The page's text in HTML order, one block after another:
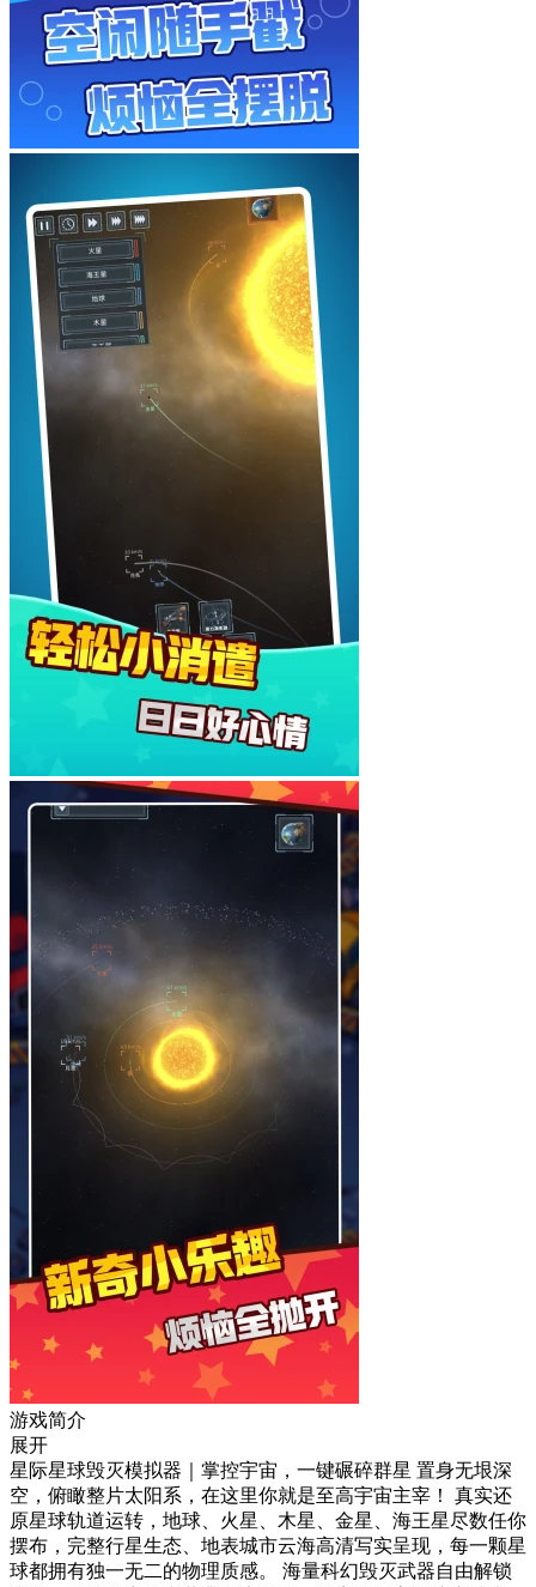
游戏简介
展开
星际星球毁灭模拟器｜掌控宇宙，一键碾碎群星 置身无垠深
空，俯瞰整片太阳系，在这里你就是至高宇宙主宰！ 真实还
原星球轨道运转，地球、火星、木星、金星、海王星尽数任你
摆布，完整行星生态、地表城市云海高清写实呈现，每一颗星
球都拥有独一无二的物理质感。 海量科幻毁灭武器自由解锁